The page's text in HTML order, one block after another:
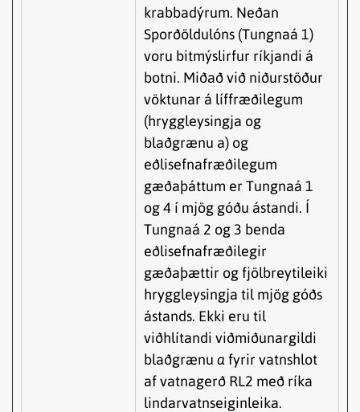
krabbadýrum. Neðan
Sporðöldulóns (Tungnaá 1)
voru bitmýslirfur ríkjandi á
botni. Miðað við niðurstöður
vöktunar á líffræðilegum
(hryggleysingja og
blaðgrænu a) og
eðlisefnafræðilegum
gæðaþáttum er Tungnaá 1
og 4 í mjög góðu ástandi. Í
Tungnaá 2 og 3 benda
eðlisefnafræðilegir
gæðaþættir og fjölbreytileiki
hryggleysingja til mjög góðs
ástands. Ekki eru til
viðhlítandi viðmiðunargildi
blaðgrænu a fyrir vatnshlot
af vatnagerð RL2 með ríka
lindarvatnseiginleika.